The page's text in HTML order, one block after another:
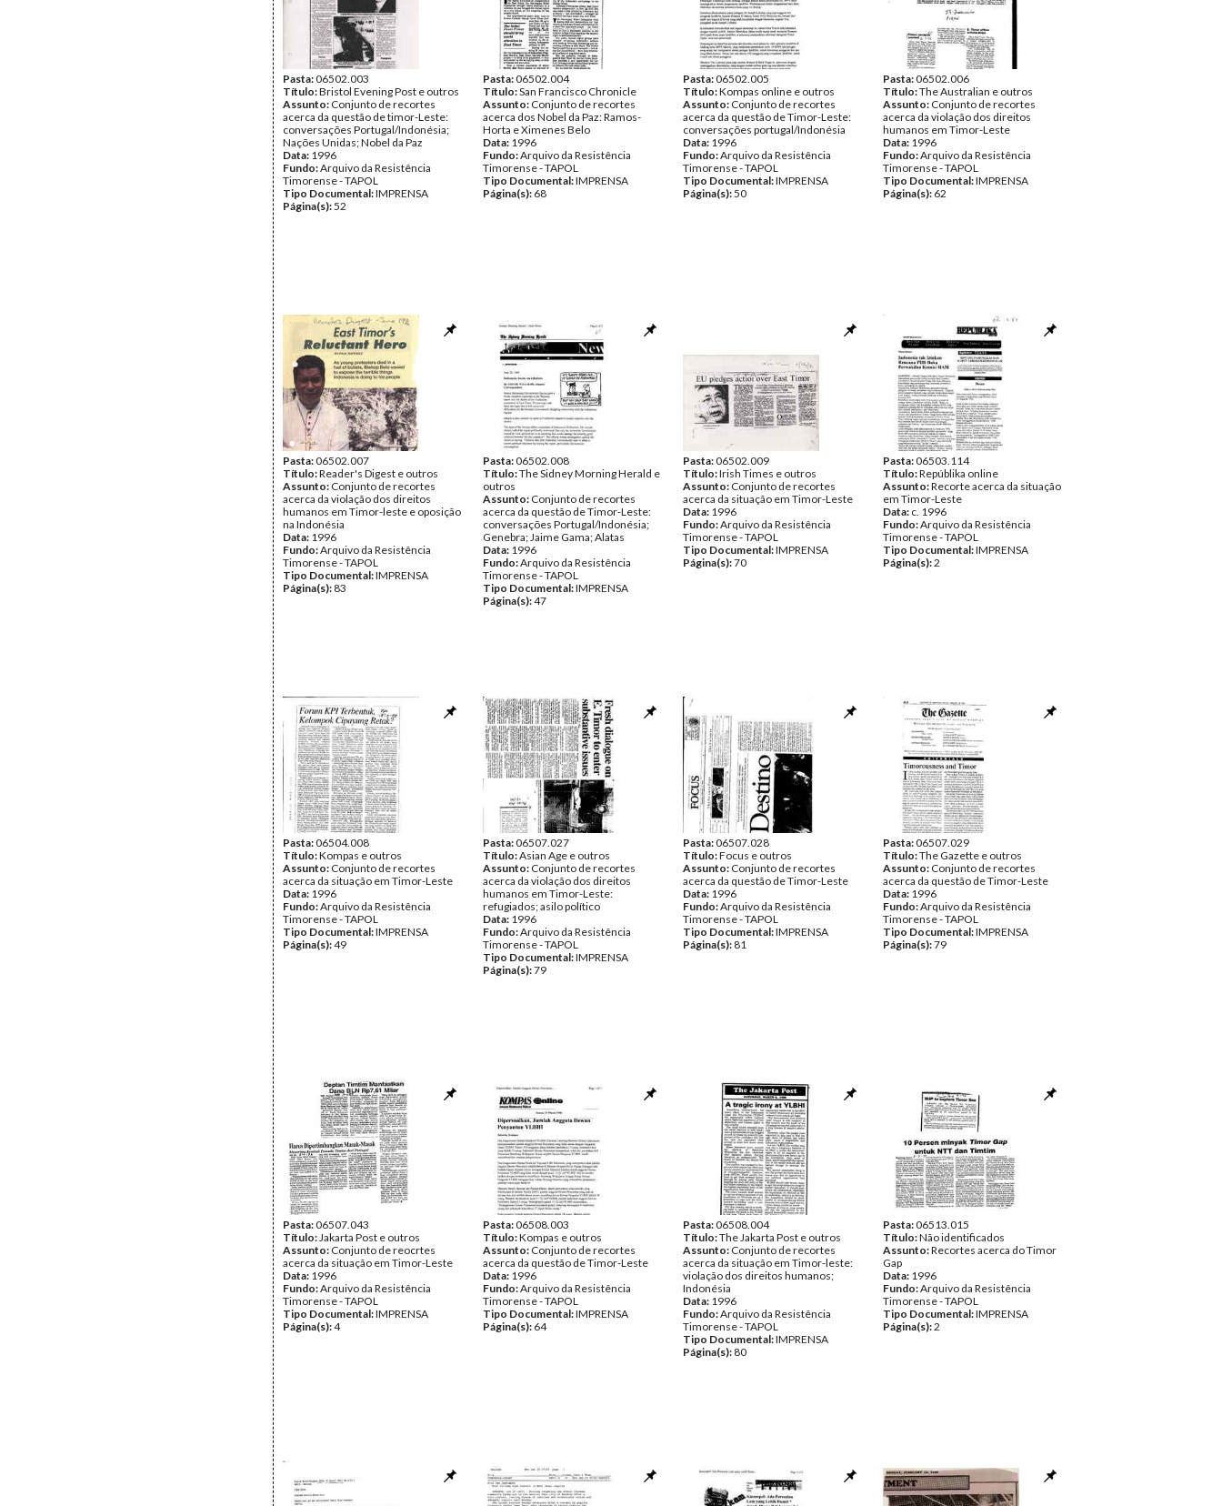
Pasta:06502.003
Título:Bristol Evening Post e outros
Assunto: Conjunto de recortes
acerca da questão de timor-Leste:
conversações Portugal/Indonésia;
Nações Unidas; Nobel da Paz
Data: 1996
Fundo:Arquivo da Resistência
Timorense - TAPOL
Tipo Documental:IMPRENSA
Página(s):52
Pasta:06502.004
Título:San Francisco Chronicle
Assunto: Conjunto de recortes
acerca dos Nobel da Paz: Ramos-
Horta e Ximenes Belo
Data: 1996
Fundo:Arquivo da Resistência
Timorense - TAPOL
Tipo Documental:IMPRENSA
Página(s): 68
Pasta:06502.005
Título:Kompas online e outros
Assunto: Conjunto de recortes
acerca da questão de Timor-Leste:
conversações portugal/Indonésia
Data: 1996
Fundo:Arquivo da Resistência
Timorense - TAPOL
Tipo Documental:IMPRENSA
Página(s):50
Pasta:06502.006
Título:The Australian e outros
Assunto: Conjunto de recortes
acerca da violação dos direitos
humanos em Timor-Leste
Data: 1996
Fundo:Arquivo da Resistência
Timorense - TAPOL
Tipo Documental:IMPRENSA
Página(s): 62
Pasta:06502.007
Título:Reader's Digest e outros
Assunto: Conjunto de recortes
acerca da violação dos direitos
humanos em Timor-leste e oposição
na Indonésia
Data: 1996
Fundo:Arquivo da Resistência
Timorense - TAPOL
Tipo Documental:IMPRENSA
Página(s): 83
Pasta:06502.008
Título:The Sidney Morning Herald e
outros
Assunto: Conjunto de recortes
acerca da questão de Timor-Leste:
conversações Portugal/Indonésia;
Genebra; Jaime Gama; Alatas
Data: 1996
Fundo:Arquivo da Resistência
Timorense - TAPOL
Tipo Documental:IMPRENSA
Página(s):47
Pasta:06502.009
Título:Irish Times e outros
Assunto: Conjunto de recortes
acerca da situação em Timor-Leste
Data: 1996
Fundo:Arquivo da Resistência
Timorense - TAPOL
Tipo Documental:IMPRENSA
Página(s):70
Pasta:06503.114
Título:Repúblika online
Assunto:Recorte acerca da situação
em Timor-Leste
Data: c. 1996
Fundo:Arquivo da Resistência
Timorense - TAPOL
Tipo Documental:IMPRENSA
Página(s):2
Pasta:06504.008
Título:Kompas e outros
Assunto: Conjunto de recortes
acerca da situação em Timor-Leste
Data: 1996
Fundo:Arquivo da Resistência
Timorense - TAPOL
Tipo Documental:IMPRENSA
Página(s):49
Pasta:06507.027
Título:Asian Age e outros
Assunto: Conjunto de recortes
acerca da violação dos direitos
humanos em Timor-Leste:
refugiados; asilo político
Data: 1996
Fundo:Arquivo da Resistência
Timorense - TAPOL
Tipo Documental:IMPRENSA
Página(s):79
Pasta:06507.028
Título:Focus e outros
Assunto: Conjunto de recortes
acerca da questão de Timor-Leste
Data: 1996
Fundo:Arquivo da Resistência
Timorense - TAPOL
Tipo Documental:IMPRENSA
Página(s): 81
Pasta:06507.029
Título:The Gazette e outros
Assunto: Conjunto de recortes
acerca da questão de Timor-Leste
Data: 1996
Fundo:Arquivo da Resistência
Timorense - TAPOL
Tipo Documental:IMPRENSA
Página(s):79
Pasta:06507.043
Título:Jakarta Post e outros
Assunto: Conjunto de reocrtes
acerca da situação em Timor-Leste
Data: 1996
Fundo:Arquivo da Resistência
Timorense - TAPOL
Tipo Documental:IMPRENSA
Página(s):4
Pasta:06508.003
Título:Kompas e outros
Assunto: Conjunto de recortes
acerca da questão de Timor-Leste
Data: 1996
Fundo:Arquivo da Resistência
Timorense - TAPOL
Tipo Documental:IMPRENSA
Página(s): 64
Pasta:06508.004
Título:The Jakarta Post e outros
Assunto: Conjunto de recortes
acerca da situação em Timor-leste:
violação dos direitos humanos;
Indonésia
Data: 1996
Fundo:Arquivo da Resistência
Timorense - TAPOL
Tipo Documental:IMPRENSA
Página(s): 80
Pasta:06513.015
Título:Não identificados
Assunto:Recortes acerca do Timor
Gap
Data: 1996
Fundo:Arquivo da Resistência
Timorense - TAPOL
Tipo Documental:IMPRENSA
Página(s):2